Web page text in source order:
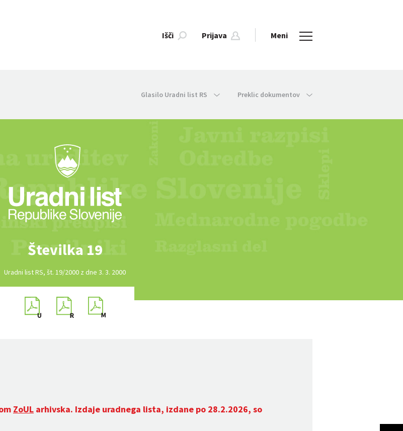
Išči Prijava Meni
Glasilo Uradni list RS Preklic dokumentov
Številka 19
Uradni list RS, št. 19/2000 z dne 3. 3. 2000
ZoUL arhivska. Izdaje uradnega lista, izdane po 28.2.2026, so